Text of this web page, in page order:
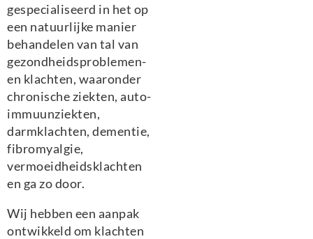
gespecialiseerd in het op
een natuurlijke manier
behandelen van tal van
gezondheidsproblemen-
en klachten, waaronder
chronische ziekten, auto-
immuunziekten,
darmklachten, dementie,
fibromyalgie,
vermoeidheidsklachten
en ga zo door.
Wij hebben een aanpak
ontwikkeld om klachten